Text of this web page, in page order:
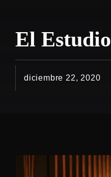
El Estudio
diciembre 22, 2020